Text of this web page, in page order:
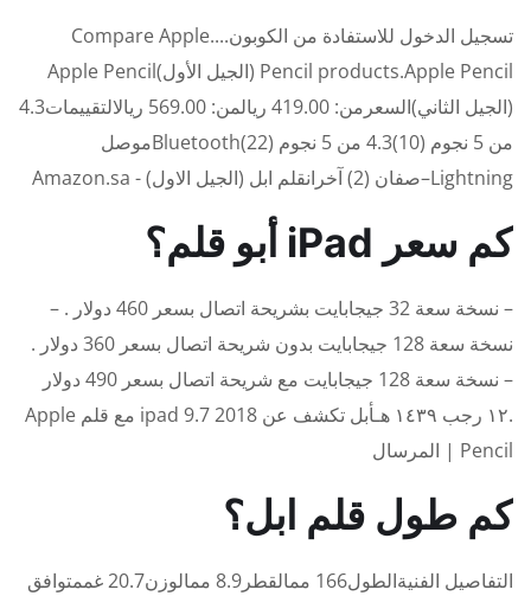
تسجيل الدخول للاستفادة من الكوبون....Compare Apple
Pencil products.Apple Pencil (الجيل الأول)Apple Pencil
(الجيل الثاني)السعرمن: 419.00 ريالمن: 569.00 ريالالتقييمات4.3
من 5 نجوم (10)4.3 من 5 نجوم (22)Bluetoothموصل‏
Lightning‏–صفان (2) آخرانقلم ابل (الجيل الاول) - Amazon.sa
كم سعر iPad أبو قلم؟
– نسخة سعة 32 جيجابايت بشريحة اتصال بسعر 460 دولار . –
نسخة سعة 128 جيجابايت بدون شريحة اتصال بسعر 360 دولار .
– نسخة سعة 128 جيجابايت مع شريحة اتصال بسعر 490 دولار
.١٢ رجب ١٤٣٩ هـأبل تكشف عن ipad 9.7 2018 مع قلم Apple
Pencil | المرسال
كم طول قلم ابل؟
التفاصيل الفنيةالطول166 ممالقطر8.9 ممالوزن20.7 غممتوافق